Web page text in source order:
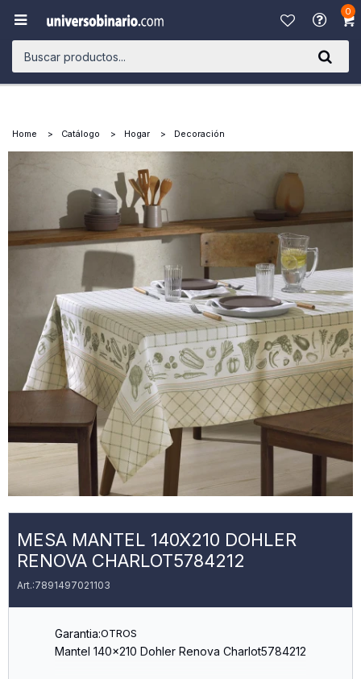
0

Home Catálogo Hogar Decoración
MESA MANTEL 140X210 DOHLER
RENOVA CHARLOT5784212
7891497021103
Garantia:OTROS
Mantel 140x210 Dohler Renova Charlot5784212